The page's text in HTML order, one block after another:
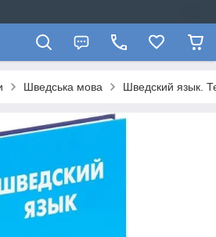
Шведська мова Шведский язык.